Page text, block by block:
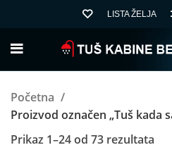
LISTA ŽELJA
Početna
Proizvod označen „Tuš kada
Prikaz 1–24 od 73 rezultata